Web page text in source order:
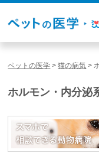
ペットの医学 >猫の病気 >
ホルモン・内分泌